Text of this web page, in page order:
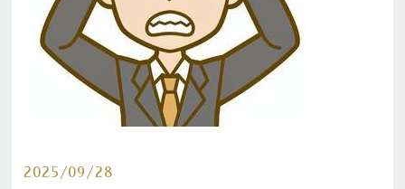
2025/09/28